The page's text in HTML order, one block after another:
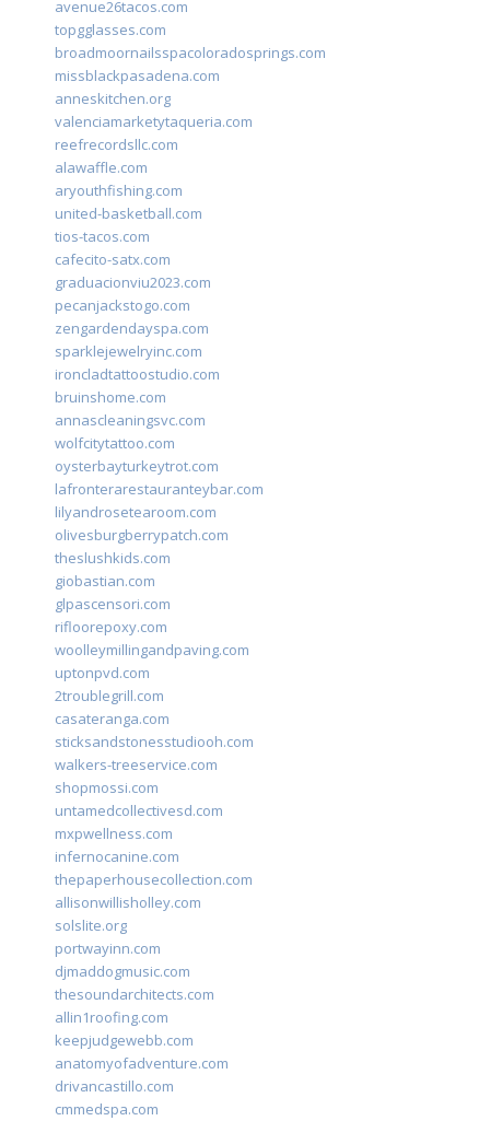
avenue26tacos.com
topgglasses.com
broadmoornailsspacoloradosprings.com
missblackpasadena.com
anneskitchen.org
valenciamarketytaqueria.com
reefrecordsllc.com
alawaffle.com
aryouthfishing.com
united-basketball.com
tios-tacos.com
cafecito-satx.com
graduacionviu2023.com
pecanjackstogo.com
zengardendayspa.com
sparklejewelryinc.com
ironcladtattoostudio.com
bruinshome.com
annascleaningsvc.com
wolfcitytattoo.com
oysterbayturkeytrot.com
lafronterarestauranteybar.com
lilyandrosetearoom.com
olivesburgberrypatch.com
theslushkids.com
giobastian.com
glpascensori.com
rifloorepoxy.com
woolleymillingandpaving.com
uptonpvd.com
2troublegrill.com
casateranga.com
sticksandstonesstudiooh.com
walkers-treeservice.com
shopmossi.com
untamedcollectivesd.com
mxpwellness.com
infernocanine.com
thepaperhousecollection.com
allisonwillisholley.com
solslite.org
portwayinn.com
djmaddogmusic.com
thesoundarchitects.com
allin1roofing.com
keepjudgewebb.com
anatomyofadventure.com
drivancastillo.com
cmmedspa.com